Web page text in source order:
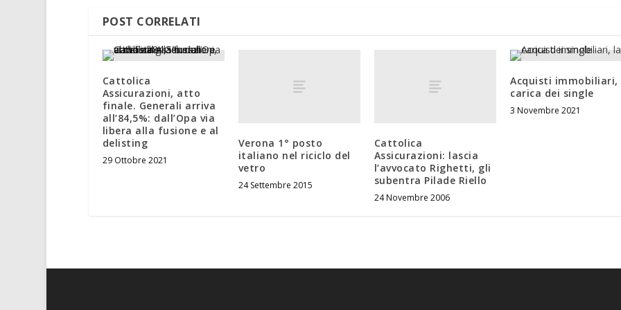
POST CORRELATI
Cattolica
Assicurazioni, atto
finale. Generali arriva
all’84,5%: dall’Opa via
libera alla fusione e al
delisting
29 Ottobre 2021
Verona 1° posto
italiano nel riciclo del
vetro
24 Settembre 2015
Cattolica
Assicurazioni: lascia
l’avvocato Righetti, gli
subentra Pilade Riello
24 Novembre 2006
Acquisti immobiliari,
carica dei single
3 Novembre 2021